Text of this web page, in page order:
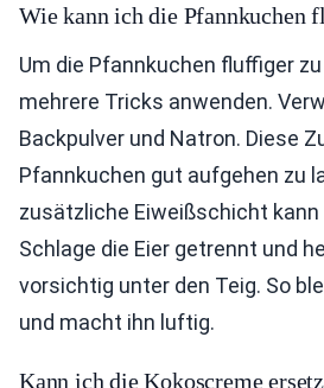
Wie kann ich die Pfannkuchen
Um die Pfannkuchen fluffiger
mehrere Tricks anwenden.
Backpulver und Natron. Diese
Pfannkuchen gut aufgehen zu
zusätzliche Eiweißschicht kann
Schlage die Eier getrennt und
vorsichtig unter den Teig. So
und macht ihn luftig.
Kann ich die Kokoscreme